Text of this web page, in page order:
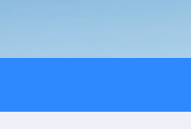
动放射性水样蒸发浓缩赶酸仪ZDGS-8